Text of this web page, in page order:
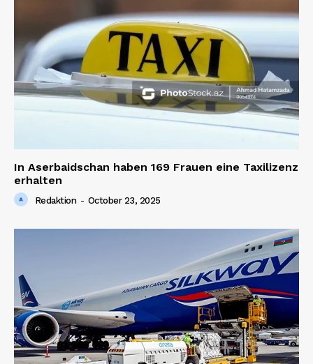
In Aserbaidschan haben 169 Frauen eine Taxilizenz
erhalten
Redaktion - October 23, 2025